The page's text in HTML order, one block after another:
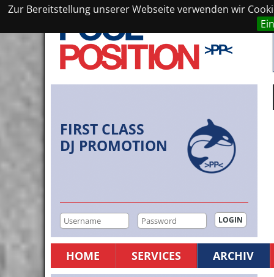
Zur Bereitstellung unserer Webseite verwenden wir
FIRST CLASS
DJ PROMOTION
HOME SERVICES ARCHIV